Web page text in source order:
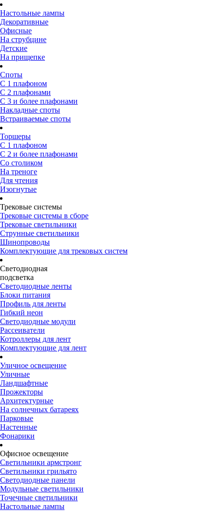
Настольные лампы
Декоративные
Офисные
На струбцине
Детские
На прищепке
Споты
С 1 плафоном
С 2 плафонами
С 3 и более плафонами
Накладные споты
Встраиваемые споты
Торшеры
С 1 плафоном
С 2 и более плафонами
Со столиком
На треноге
Для чтения
Изогнутые
Трековые системы
Трековые системы в сборе
Трековые светильники
Струнные светильники
Шинопроводы
Комплектующие для трековых систем
Светодиодная
подсветка
Светодиодные ленты
Блоки питания
Профиль для ленты
Гибкий неон
Светодиодные модули
Рассеиватели
Котроллеры для лент
Комплектующие для лент
Уличное освещение
Уличные
Ландшафтные
Прожекторы
Архитектурные
На солнечных батареях
Парковые
Настенные
Фонарики
Офисное освещение
Светильники армстронг
Светильники грильято
Светодиодные панели
Модульные светильники
Точечные светильники
Настольные лампы